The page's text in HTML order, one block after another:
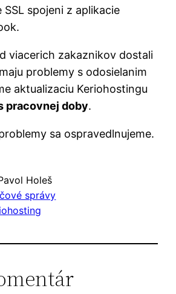
spojeni z aplikacie
viacerich zakaznikov dostali
problemy s odosielanim
aktualizaciu Keriohostingu
pracovnej doby.
sa ospravedlnujeme.
Holeš
správy